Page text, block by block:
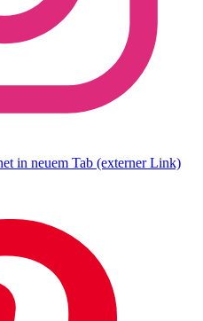
in neuem Tab (externer Link)